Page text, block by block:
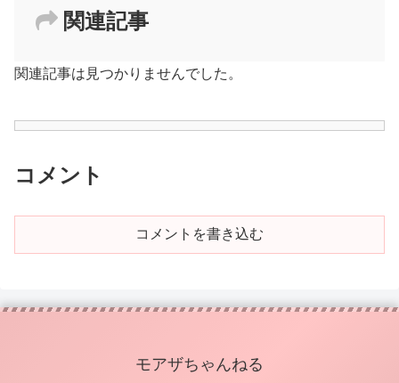
関連記事
関連記事は見つかりませんでした。
コメント
コメントを書き込む
モアザちゃんねる